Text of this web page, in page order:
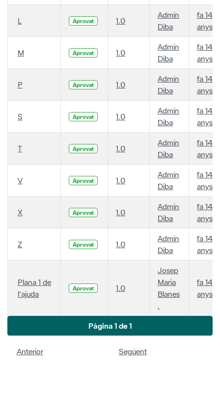
L Aprovat 1.0
Admin
Diba
fa 14
anys
M Aprovat 1.0
Admin
Diba
fa 14
anys
P Aprovat 1.0
Admin
Diba
fa 14
anys
S Aprovat 1.0
Admin
Diba
fa 14
anys
T Aprovat 1.0
Admin
Diba
fa 14
anys
V Aprovat 1.0
Admin
Diba
fa 14
anys
X Aprovat 1.0
Admin
Diba
fa 14
anys
Z Aprovat 1.0
Admin
Diba
fa 14
anys
Plana 1 de
l'ajuda
Aprovat 1.0
Josep
Maria
Blanes
.
fa 14
anys
Pàgina 1 de 1
Anterior Següent